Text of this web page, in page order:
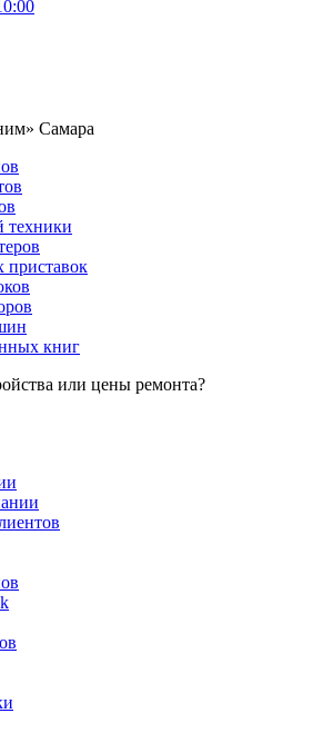
техники
приставок
книг
или цены ремонта?